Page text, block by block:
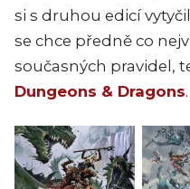
si s druhou edicí
se chce předně co
současných pravidel,
Dungeons & Dragons.